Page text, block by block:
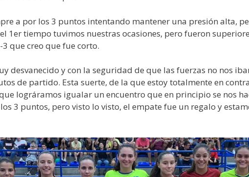
a por los 3 puntos intentando mantener una presión alta,
1er tiempo tuvimos nuestras ocasiones, pero fueron
que creo que fue corto.
desvanecido y con la seguridad de que las fuerzas no nos
de partido. Esta suerte, de la que estoy totalmente en
lográramos igualar un encuentro que en principio se nos
3 puntos, pero visto lo visto, el empate fue un regalo y